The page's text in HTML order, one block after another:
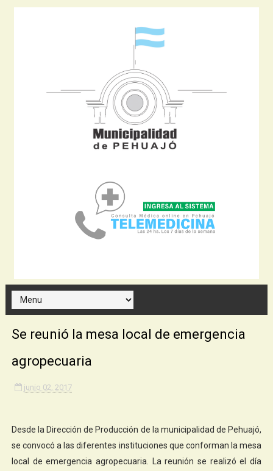
Se reunió la mesa local de emergencia
agropecuaria
junio 02, 2017
Desde la Dirección de Producción de la municipalidad de Pehuajó,
se convocó a las diferentes instituciones que conforman la mesa
local de emergencia agropecuaria. La reunión se realizó el día